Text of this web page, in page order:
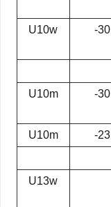
U10w -30
U10m -30
U10m -23
U13w